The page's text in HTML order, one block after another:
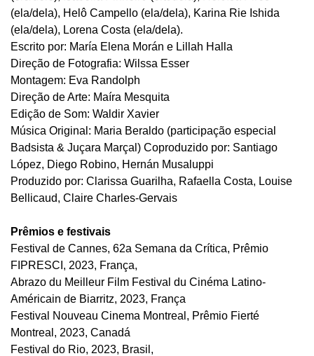
(ela/dela), Helô Campello (ela/dela), Karina Rie Ishida
(ela/dela), Lorena Costa (ela/dela).
Escrito por: María Elena Morán e Lillah Halla
Direção de Fotografia: Wilssa Esser
Montagem: Eva Randolph
Direção de Arte: Maíra Mesquita
Edição de Som: Waldir Xavier
Música Original: Maria Beraldo (participação especial
Badsista & Juçara Marçal) Coproduzido por: Santiago
López, Diego Robino, Hernán Musaluppi
Produzido por: Clarissa Guarilha, Rafaella Costa, Louise
Bellicaud, Claire Charles-Gervais
Prêmios e festivais
Festival de Cannes, 62a Semana da Crítica, Prêmio
FIPRESCI, 2023, França,
Abrazo du Meilleur Film Festival du Cinéma Latino-
Américain de Biarritz, 2023, França
Festival Nouveau Cinema Montreal, Prêmio Fierté
Montreal, 2023, Canadá
Festival do Rio, 2023, Brasil,